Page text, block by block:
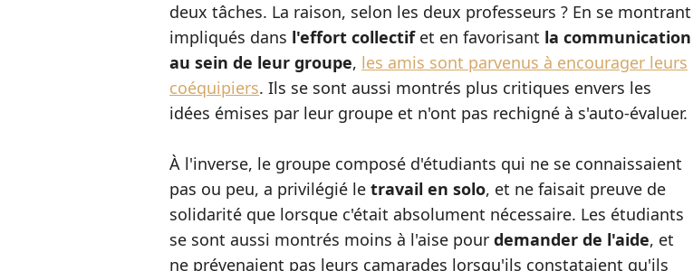
deux tâches. La raison, selon les deux professeurs ? En se montrant
impliqués dans l'effort collectif et en favorisant la communication
au sein de leur groupe, les amis sont parvenus à encourager leurs
coéquipiers. Ils se sont aussi montrés plus critiques envers les
idées émises par leur groupe et n'ont pas rechigné à s'auto-évaluer.
À l'inverse, le groupe composé d'étudiants qui ne se connaissaient
pas ou peu, a privilégié le travail en solo, et ne faisait preuve de
solidarité que lorsque c'était absolument nécessaire. Les étudiants
se sont aussi montrés moins à l'aise pour demander de l'aide, et
ne prévenaient pas leurs camarades lorsqu'ils constataient qu'ils